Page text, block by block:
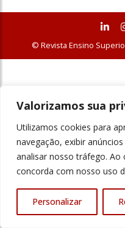
Valorizamos sua
Utilizamos cookies para
navegação, exibir
analisar nosso tráfego. Ao
concorda com nosso uso
Personalizar
© Revista Ensino